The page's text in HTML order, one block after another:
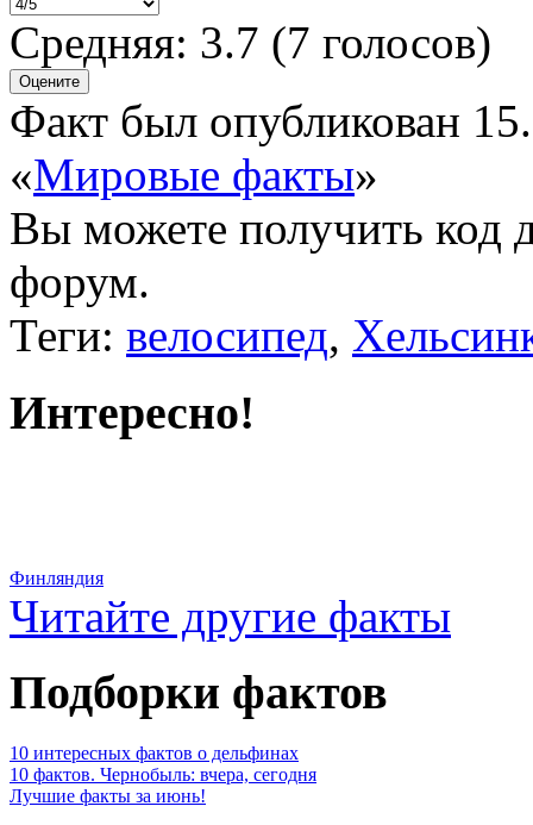
Средняя: 3.7 (7 голосов)
Факт был опубликован
«Мировые факты»
Вы можете получить код
форум.
Теги: велосипед,
Интересно!
Финляндия
Читайте другие факты
Подборки фактов
10 интересных фактов о дельфинах
10 фактов. Чернобыль: вчера, сегодня
Лучшие факты за июнь!